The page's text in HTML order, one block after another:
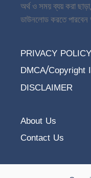
অর্থ ও সময় ব্যয় করা
ডাউনলোড করতে
PRIVACY POLICY
DMCA/Copyright
DISCLAIMER
About Us
Contact Us